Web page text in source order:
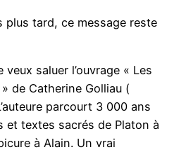
plus tard, ce message reste
saluer l’ouvrage « Les
de Catherine Golliau (
parcourt 3 000 ans
et textes sacrés de Platon à
à Alain. Un vrai